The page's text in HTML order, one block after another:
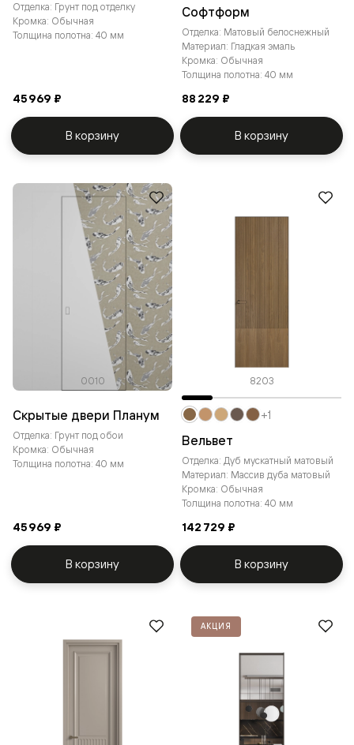
Отделка: Грунт под отделку
Кромка: Обычная
Толщина полотна: 40 мм
45 969 ₽
В корзину
Софтформ
Отделка: Матовый белоснежный
Материал: Гладкая эмаль
Кромка: Обычная
Толщина полотна: 40 мм
88 229 ₽
В корзину
0010
Скрытые двери Планум
Отделка: Грунт под обои
Кромка: Обычная
Толщина полотна: 40 мм
45 969 ₽
В корзину
8203
Вельвет
Отделка: Дуб мускатный матовый
Материал: Массив дуба матовый
Кромка: Обычная
Толщина полотна: 40 мм
142 729 ₽
+1
В корзину
АКЦИЯ